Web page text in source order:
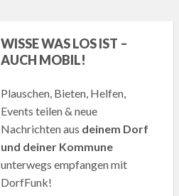
WISSE WAS LOS IST –
AUCH MOBIL!
Plauschen, Bieten, Helfen,
Events teilen & neue
Nachrichten aus deinem Dorf
und deiner Kommune
unterwegs empfangen mit
DorfFunk!